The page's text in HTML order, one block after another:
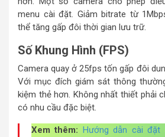
menu cài đặt. Giảm bitrate từ
thể tăng gấp đôi thời gian lưu trữ.
Số Khung Hình (FPS)
Camera quay ở 25fps tốn gấp đôi
Với mục đích giám sát thông
kiệm thẻ hơn. Không nhất thiết phải
có nhu cầu đặc biệt.
Xem thêm: Hướng dẫn cài đặt